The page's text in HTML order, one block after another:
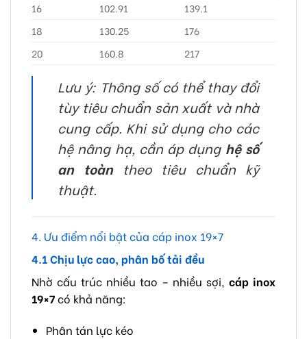
16
102.91
139.1
18
130.25
176
20
160.8 217
Lưu ý: Thông số có thể thay đổi
tùy tiêu chuẩn sản xuất và nhà
cung cấp. Khi sử dụng cho các
hệ nâng hạ, cần áp dụng hệ số
an toàntheo tiêu chuẩn kỹ
thuật.
4. Ưu điểm nổi bật của cáp inox 19×7
4.1 Chịu lực cao, phân bố tải đều
Nhờ cấu trúc nhiều tao – nhiều sợi, cáp inox
19×7có khả năng:
Phân tán lực kéo